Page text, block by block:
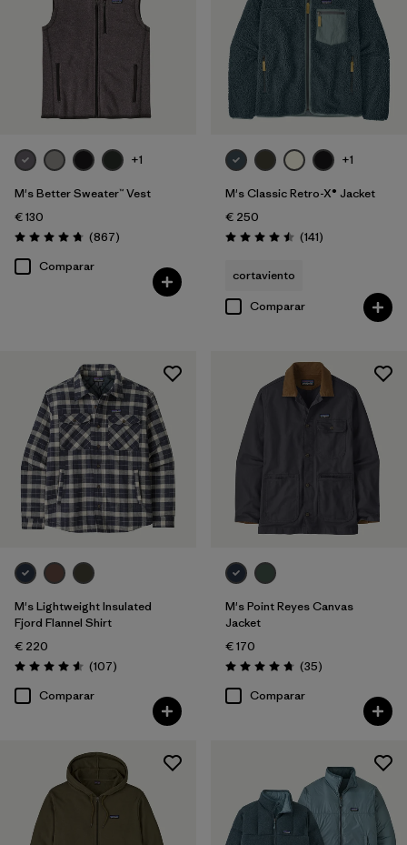
+1
M's Better Sweater™ Vest
€ 130
Puntuación: 4.8 / 5
(867Reseñas
)
Comparar
+1
M's Classic Retro-X® Jacket
€ 250
Puntuación: 4.5 / 5
(141Reseñas
)
cortaviento
Comparar
M's Lightweight Insulated
Fjord Flannel Shirt
€ 220
Puntuación: 4.6 / 5
(107Reseñas
)
Comparar
M's Point Reyes Canvas
Jacket
€ 170
Puntuación: 4.7 / 5
(35Reseñas
)
Comparar